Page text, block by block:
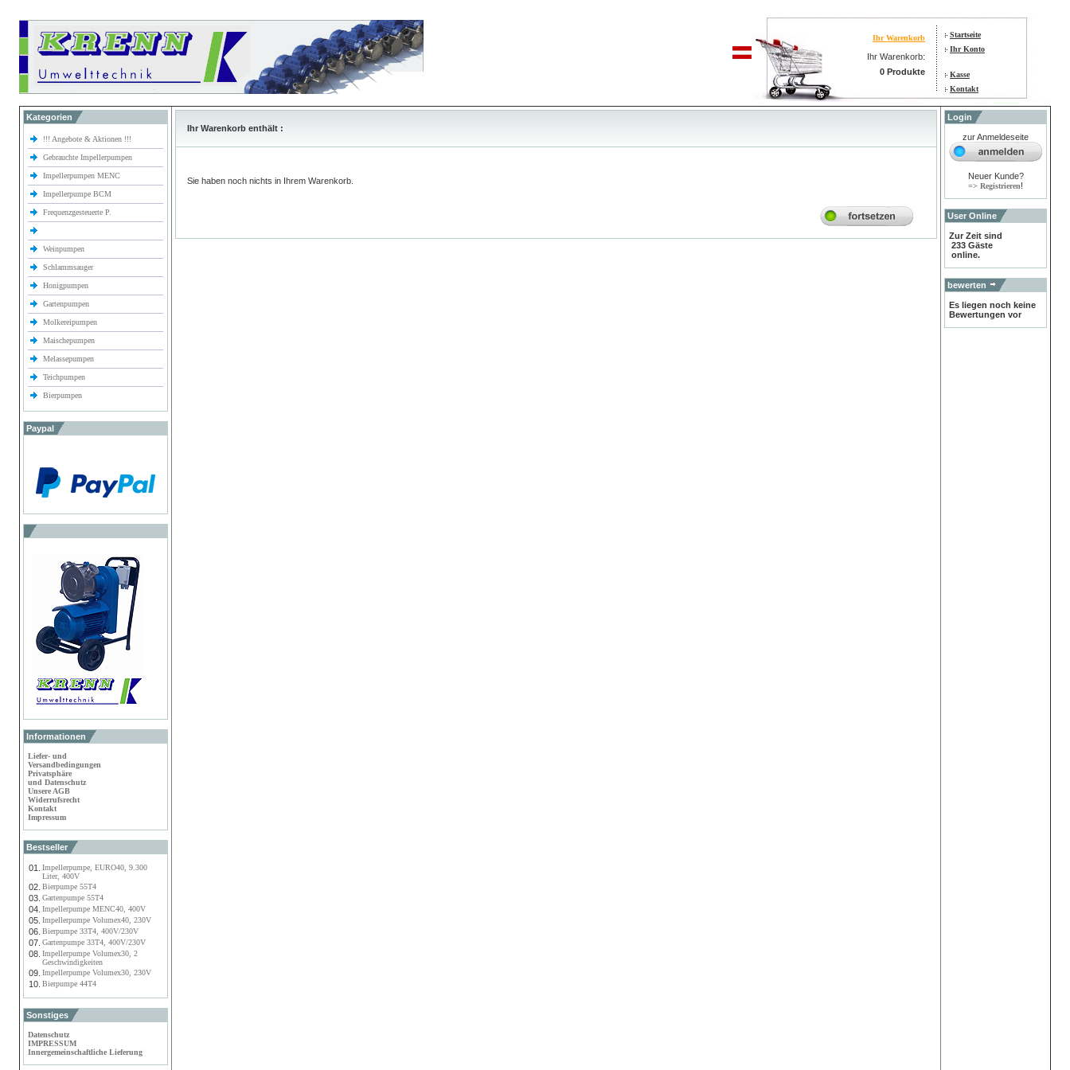
Ihr Warenkorb
Ihr Warenkorb:
0 Produkte
Startseite
Ihr Konto
Kasse
Kontakt
Kategorien
!!! Angebote & Aktionen !!!
Gebrauchte Impellerpumpen
Impellerpumpen MENC
Impellerpumpe BCM
Frequenzgesteuerte P.
Weinpumpen
Schlammsauger
Honigpumpen
Gartenpumpen
Molkereipumpen
Maischepumpen
Melassepumpen
Teichpumpen
Bierpumpen
Paypal
Informationen
Liefer- und
Versandbedingungen
Privatsphäre
und Datenschutz
Unsere AGB
Widerrufsrecht
Kontakt
Impressum
Bestseller
01.
Impellerpumpe, EURO40, 9.300
Liter, 400V
02. Bierpumpe 55T4
03. Gartenpumpe 55T4
04. Impellerpumpe MENC40, 400V
05. Impellerpumpe Volumex40, 230V
06. Bierpumpe 33T4, 400V/230V
07. Gartenpumpe 33T4, 400V/230V
08. Impellerpumpe Volumex30, 2
Geschwindigkeiten
09. Impellerpumpe Volumex30, 230V
10. Bierpumpe 44T4
Sonstiges
Datenschutz
IMPRESSUM
Innergemeinschaftliche Lieferung
Ihr Warenkorb enthält :
Sie haben noch nichts in Ihrem Warenkorb.
Login
zur Anmeldeseite
Neuer Kunde?
=> Registrieren!
User Online
Zur Zeit sind
233 Gäste
online.
bewerten
Es liegen noch keine
Bewertungen vor